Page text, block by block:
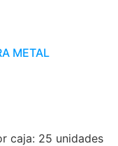
METAL
caja: 25 unidades